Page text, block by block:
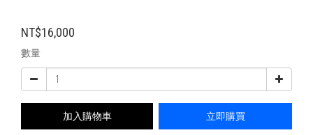
NT$16,000
數量
加入購物車 立即購買